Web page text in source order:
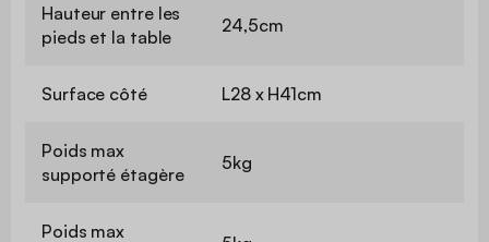
Hauteur entre les
pieds et la table
24,5cm
Surface côté L28 x H41cm
Poids max
supporté étagère
5kg
Poids max